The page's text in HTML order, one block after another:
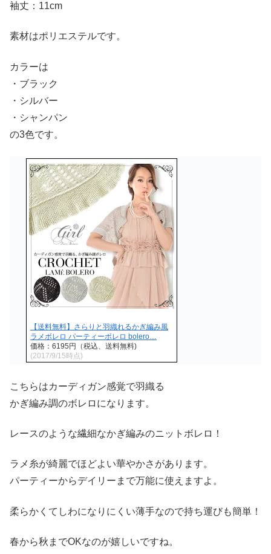
袖丈：11cm
素材はポリエステルです。
カラーは
・ブラック
・シルバー
・シャンパン
の3色です。
【送料無料】さらりと羽織れるかぎ編み風
ラメボレロ パーティーボレロ bolero…
価格：6195円（税込、送料無料)
(2017/9/15時点)
こちらはカーディガン感覚で羽織る
かぎ編み調のボレロになります。
レースのような繊細なかぎ編みのニットボレロ！
ラメ糸が綺麗でほどよい華やかさがあります。
パーティーからデイリーまで万能に使えますよ。
柔らかくてしわになりにくい薄手なので持ち運びも簡単！
春から秋までOKなのが嬉しいですね。